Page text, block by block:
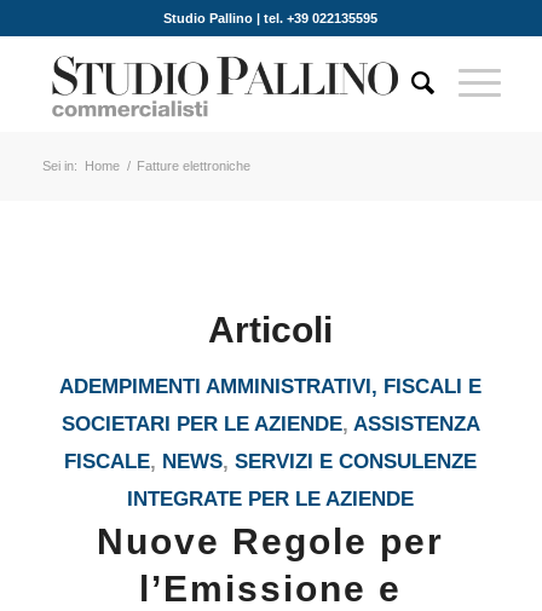
Studio Pallino | tel. +39 022135595
Sei in: Home / Fatture elettroniche
Articoli
ADEMPIMENTI AMMINISTRATIVI, FISCALI E
SOCIETARI PER LE AZIENDE, ASSISTENZA
FISCALE, NEWS,SERVIZI E CONSULENZE
INTEGRATE PER LE AZIENDE
Nuove Regole per
l’Emissione e